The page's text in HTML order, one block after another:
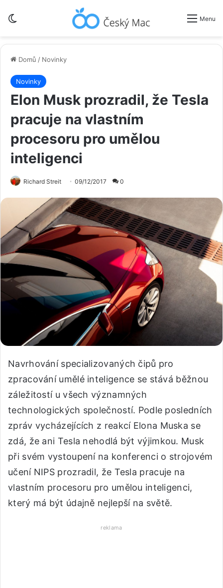
Menu
Domů / Novinky
Novinky
Elon Musk prozradil, že Tesla
pracuje na vlastním
procesoru pro umělou
inteligenci
Richard Streit 09/12/2017 0
Navrhování specializovaných čipů pro
zpracování umělé inteligence se stává běžnou
záležitostí u všech významných
technologických společností. Podle posledních
zpráv vycházejících z reakcí Elona Muska se
zdá, že ani Tesla nehodlá být výjimkou. Musk
při svém vystoupení na konferenci o strojovém
učení NIPS prozradil, že Tesla pracuje na
vlastním procesoru pro umělou inteligenci,
který má být údajně nejlepší na světě.
reklama